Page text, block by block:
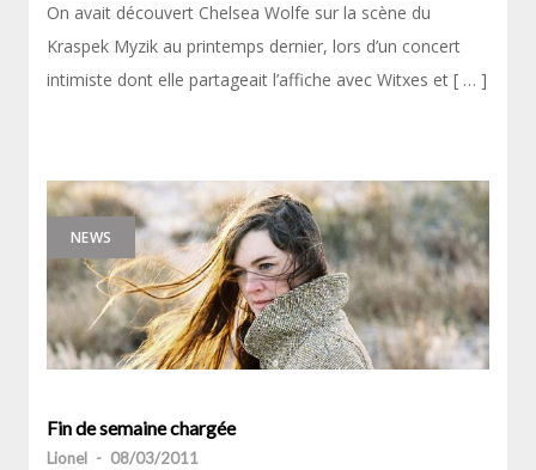
On avait découvert Chelsea Wolfe sur la scène du
Kraspek Myzik au printemps dernier, lors d’un concert
intimiste dont elle partageait l’affiche avec Witxes et [ … ]
NEWS
Fin de semaine chargée
Lionel - 08/03/2011